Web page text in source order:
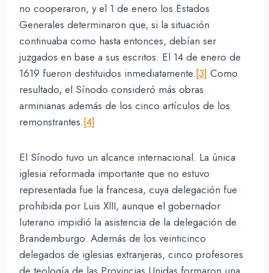
no cooperaron, y el 1 de enero los Estados
Generales determinaron que, si la situación
continuaba como hasta entonces, debían ser
juzgados en base a sus escritos. El 14 de enero de
1619 fueron destituidos inmediatamente.[3] Como
resultado, el Sínodo consideró más obras
arminianas además de los cinco artículos de los
remonstrantes.[4]
El Sínodo tuvo un alcance internacional. La única
iglesia reformada importante que no estuvo
representada fue la francesa, cuya delegación fue
prohibida por Luis XIII, aunque el gobernador
luterano impidió la asistencia de la delegación de
Brandemburgo. Además de los veinticinco
delegados de iglesias extranjeras, cinco profesores